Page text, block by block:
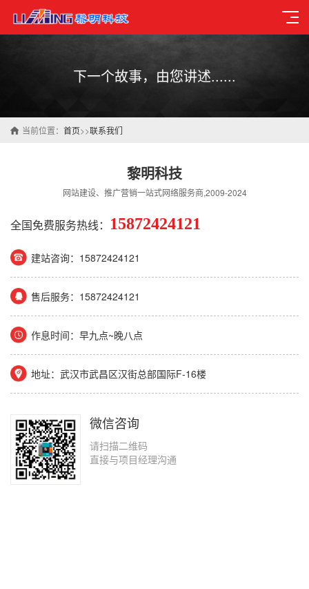
下一个故事，由您讲述......
当前位置： 首页>>联系我们
黎明科技
网站建设、推广营销一站式网络服务商,2009-2024
全国免费服务热线： 15872424121
建站咨询：15872424121
售后服务：15872424121
作息时间：早九点~晚八点
地址：武汉市武昌区汉街总部国际F-16楼
微信咨询
请扫描二维码
直接与项目经理沟通